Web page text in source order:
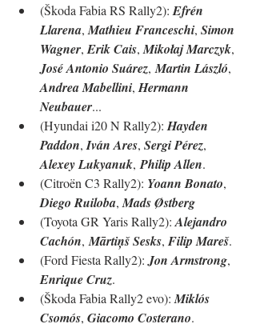
(Škoda Fabia RS Rally2): Efrén
Llarena, Mathieu Franceschi, Simon
Wagner, Erik Cais, Mikołaj Marczyk,
José Antonio Suárez, Martin László,
Andrea Mabellini, Hermann
Neubauer...
(Hyundai i20 N Rally2): Hayden
Paddon, Iván Ares, Sergi Pérez,
Alexey Lukyanuk, Philip Allen.
(Citroën C3 Rally2): Yoann Bonato,
Diego Ruiloba, Mads Østberg
(Toyota GR Yaris Rally2): Alejandro
Cachón, Mārtiņš Sesks, Filip Mareš.
(Ford Fiesta Rally2): Jon Armstrong,
Enrique Cruz.
(Škoda Fabia Rally2 evo): Miklós
Csomós, Giacomo Costerano.